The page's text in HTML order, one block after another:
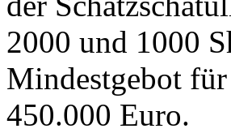
2000 und 1000
Mindestgebot
450.000 Euro.